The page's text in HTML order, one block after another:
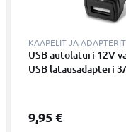
KAAPELIT JA ADAPTERIT
USB autolaturi 12V
USB latausadapteri
9,95 €